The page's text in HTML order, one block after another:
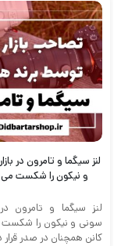
لنز سیگما و تامرون در
و نیکون را شکست
لنز سیگما و تامرون در
سونی و نیکون را
کانن همچنان در صدر قرار